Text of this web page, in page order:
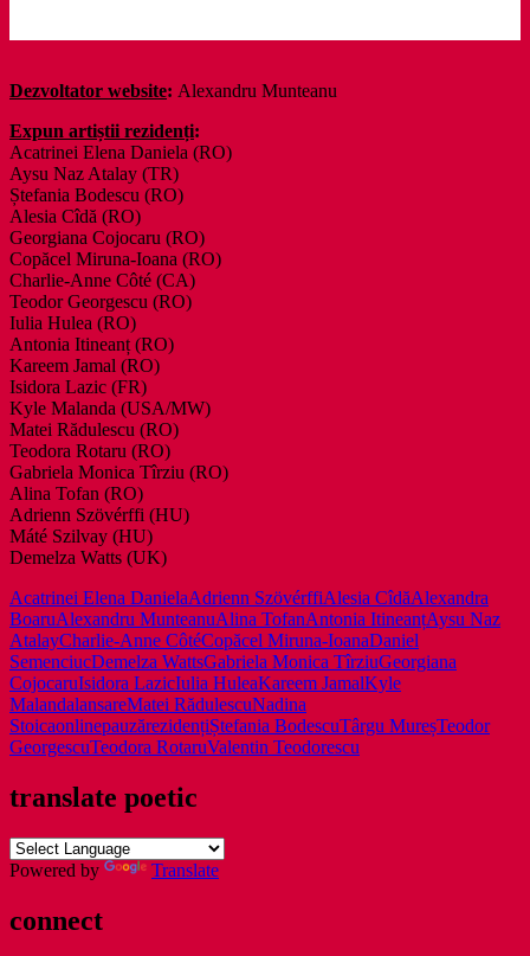
Dezvoltator website: Alexandru Munteanu
Expun artiștii rezidenți:
Acatrinei Elena Daniela (RO)
Aysu Naz Atalay (TR)
Ștefania Bodescu (RO)
Alesia Cîdă (RO)
Georgiana Cojocaru (RO)
Copăcel Miruna-Ioana (RO)
Charlie-Anne Côté (CA)
Teodor Georgescu (RO)
Iulia Hulea (RO)
Antonia Itineanț (RO)
Kareem Jamal (RO)
Isidora Lazic (FR)
Kyle Malanda (USA/MW)
Matei Rădulescu (RO)
Teodora Rotaru (RO)
Gabriela Monica Tîrziu (RO)
Alina Tofan (RO)
Adrienn Szövérffi (HU)
Máté Szilvay (HU)
Demelza Watts (UK)
Acatrinei Elena DanielaAdrienn SzövérffiAlesia CîdăAlexandra
BoaruAlexandru MunteanuAlina TofanAntonia ItineanțAysu Naz
AtalayCharlie-Anne CôtéCopăcel Miruna-IoanaDaniel
SemenciucDemelza WattsGabriela Monica TîrziuGeorgiana
CojocaruIsidora LazicIulia HuleaKareem JamalKyle
MalandalansareMatei RădulescuNadina
StoicaonlinepauzărezidențiȘtefania BodescuTârgu MureșTeodor
GeorgescuTeodora RotaruValentin Teodorescu
translate poetic
Powered by Translate
connect